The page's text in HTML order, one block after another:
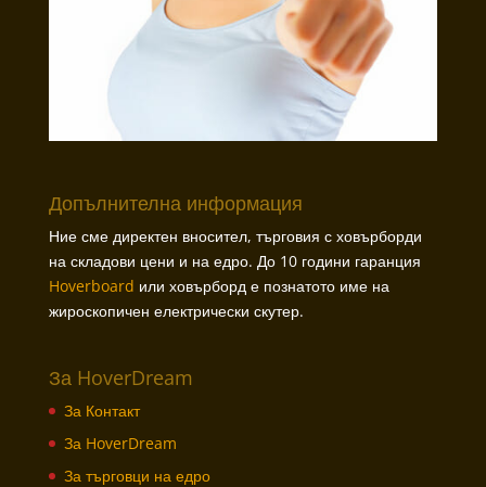
Допълнителна информация
Ние сме директен вносител, търговия с ховърборди
на складови цени и на едро. До 10 години гаранция
Hoverboard или ховърборд е познатото име на
жироскопичен електрически скутер.
За HoverDream
За Контакт
За HoverDream
За търговци на едро